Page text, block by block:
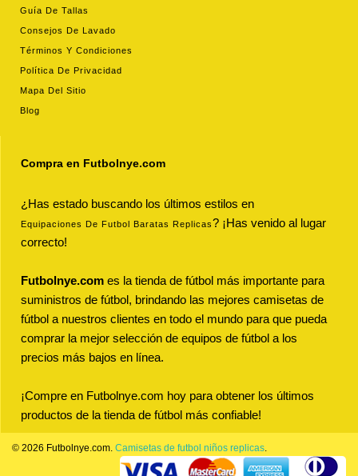
Guía De Tallas
Consejos De Lavado
Términos Y Condiciones
Política De Privacidad
Mapa Del Sitio
Blog
Compra en Futbolnye.com
¿Has estado buscando los últimos estilos en
Equipaciones De Futbol Baratas Replicas? ¡Has venido al lugar
correcto!
Futbolnye.com es la tienda de fútbol más importante para
suministros de fútbol, brindando las mejores camisetas de
fútbol a nuestros clientes en todo el mundo para que pueda
comprar la mejor selección de equipos de fútbol a los
precios más bajos en línea.
¡Compre en Futbolnye.com hoy para obtener los últimos
productos de la tienda de fútbol más confiable!
© 2026 Futbolnye.com. Camisetas de futbol niños replicas.